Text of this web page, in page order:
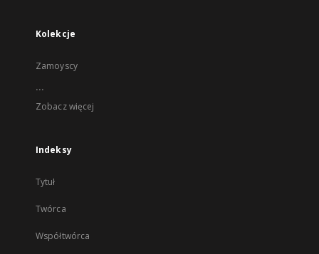
Kolekcje
Zamoyscy
...
Zobacz więcej
Indeksy
Tytuł
Twórca
Współtwórca